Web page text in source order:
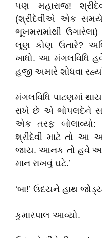
પણ મહારાજ!
(શ્રીદેવીએ એક
ભૂખમરામાંથી
લૂણ કોણ ઉતારે?
ખાધો. આ મંગલવિધિ
હજી અમારે શોધવા
મંગલવિધિ પાટણમાં
રાખે છે એ ભોપલદેને
એક તરફ
શ્રીદેવી માટે તો આ
જાય. આનક તો હવે
માન રાખવું ઘટે.’
‘બા!’ ઉદયને હાથ
કુમારપાલ આવ્યો.